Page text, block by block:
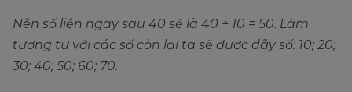
Nên số liền ngay sau 40 sẽ là 40 + 10 = 50. Làm
tương tự với các số còn lại ta sẽ được dãy số: 10; 20;
30; 40; 50; 60; 70.